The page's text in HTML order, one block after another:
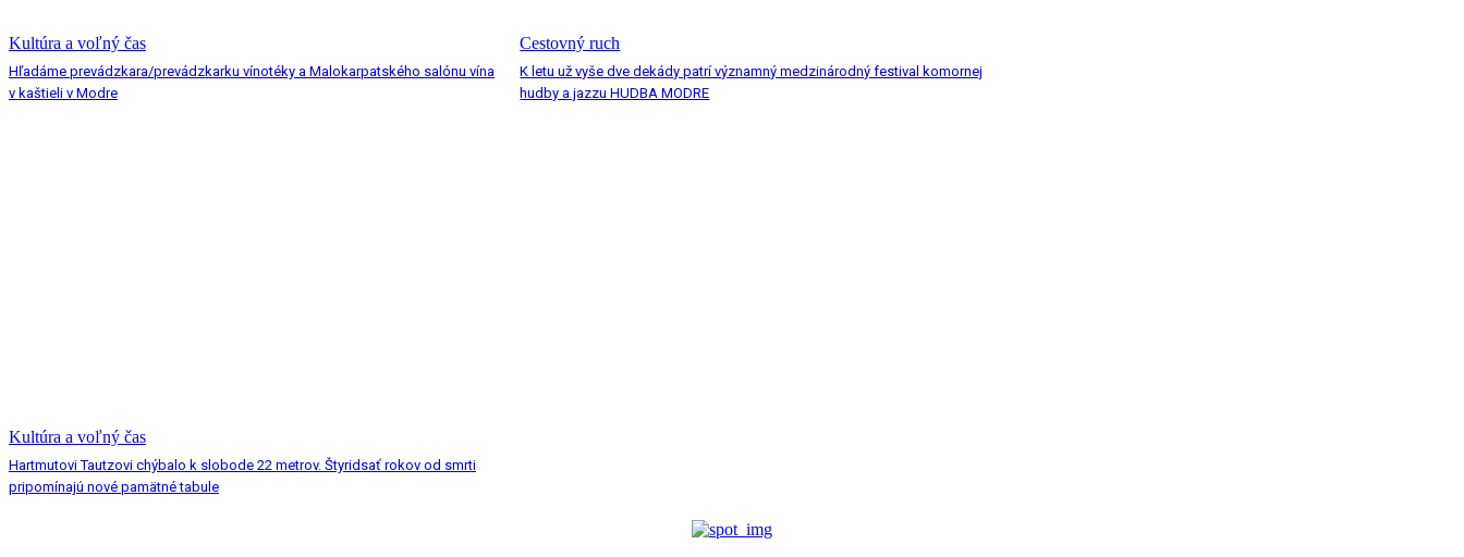
Kultúra a voľný čas
Hľadáme prevádzkara/prevádzkarku vínotéky a Malokarpatského salónu vína
v kaštieli v Modre
Cestovný ruch
K letu už vyše dve dekády patrí významný medzinárodný festival komornej
hudby a jazzu HUDBA MODRE
Kultúra a voľný čas
Hartmutovi Tautzovi chýbalo k slobode 22 metrov. Štyridsať rokov od smrti
pripomínajú nové pamätné tabule